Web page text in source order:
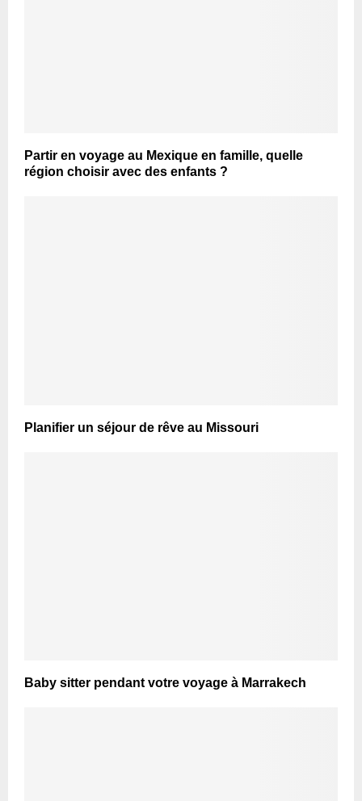
Partir en voyage au Mexique en famille, quelle
région choisir avec des enfants ?
Planifier un séjour de rêve au Missouri
Baby sitter pendant votre voyage à Marrakech